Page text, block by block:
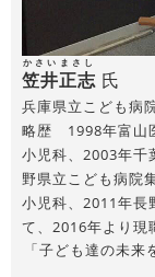
笠井
かさい
正志
まさし
氏
兵庫県立こども病
略歴 1998年富山
小児科、2003年千
野県立こども病院
小児科、2011年長
て、2016年より現
「子ども達の未来